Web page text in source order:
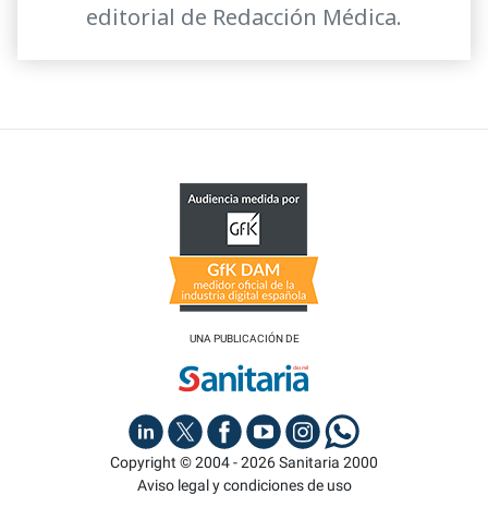
editorial de Redacción Médica.
UNA PUBLICACIÓN DE
Copyright © 2004 - 2026 Sanitaria 2000
Aviso legal y condiciones de uso